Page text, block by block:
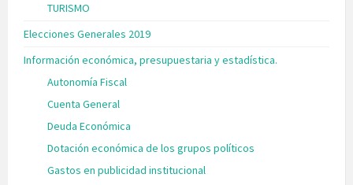
TURISMO
Elecciones Generales 2019
Información económica, presupuestaria y estadística.
Autonomía Fiscal
Cuenta General
Deuda Económica
Dotación económica de los grupos políticos
Gastos en publicidad institucional